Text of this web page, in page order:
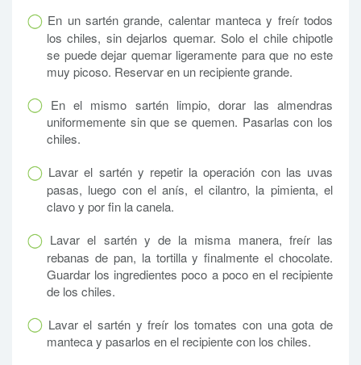
En un sartén grande, calentar manteca y freír todos
los chiles, sin dejarlos quemar. Solo el chile chipotle
se puede dejar quemar ligeramente para que no este
muy picoso. Reservar en un recipiente grande.
En el mismo sartén limpio, dorar las almendras
uniformemente sin que se quemen. Pasarlas con los
chiles.
Lavar el sartén y repetir la operación con las uvas
pasas, luego con el anís, el cilantro, la pimienta, el
clavo y por fin la canela.
Lavar el sartén y de la misma manera, freír las
rebanas de pan, la tortilla y finalmente el chocolate.
Guardar los ingredientes poco a poco en el recipiente
de los chiles.
Lavar el sartén y freír los tomates con una gota de
manteca y pasarlos en el recipiente con los chiles.